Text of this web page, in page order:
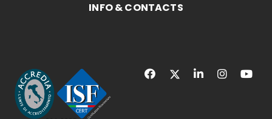
INFO & CONTACTS